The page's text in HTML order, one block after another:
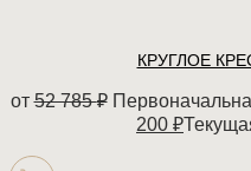
КРУГЛОЕ
от52 785₽
200 ₽